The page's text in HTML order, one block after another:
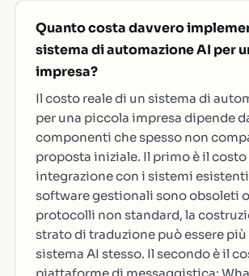
Quanto costa davvero
sistema di automazione AI per
impresa?
Il costo reale di un sistema di
per una piccola impresa dipende
componenti che spesso non
proposta iniziale. Il primo è il costo
integrazione con i sistemi
software gestionali sono obsoleti
protocolli non standard, la
strato di traduzione può essere più
sistema AI stesso. Il secondo è il